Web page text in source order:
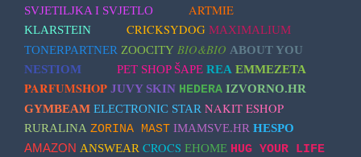
SVJETILJKA I SVJETLO
ARTMIE
KLARSTEIN CRICKSYDOG MAXIMALIUM
TONERPARTNER ZOOCITY BIO&BIO ABOUT YOU
NESTIOM
PET SHOP ŠAPE REA EMMEZETA
PARFUMSHOP JUVY SKIN HEDERA IZVORNO.HR
GYMBEAM ELECTRONIC STAR NAKIT ESHOP
RURALINA ZORINA MAST IMAMSVE.HR HESPO
AMAZON ANSWEAR CROCS EHOME HUG YOUR LIFE